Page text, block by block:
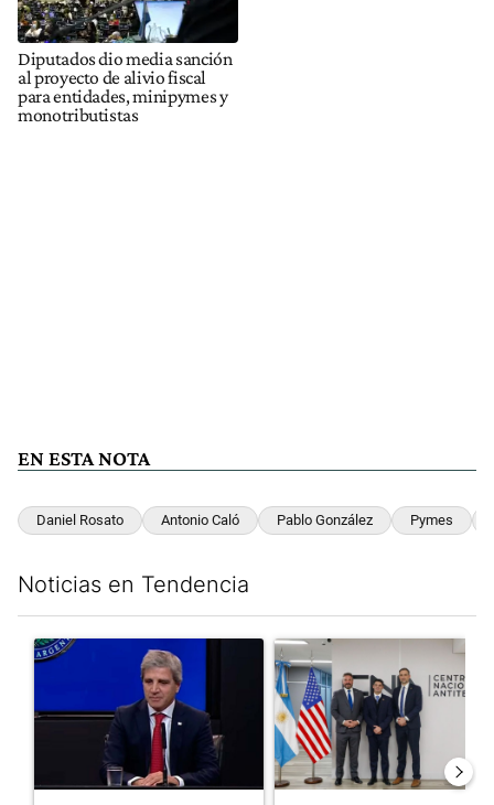
Diputados dio media sanción
al proyecto de alivio fiscal
para entidades, minipymes y
monotributistas
EN ESTA NOTA
Daniel Rosato Antonio Caló Pablo González Pymes
Noticias en Tendencia
Un artículo de tendencia con el título "Luis Caputo aclaró sus
Un artículo de tendencia con